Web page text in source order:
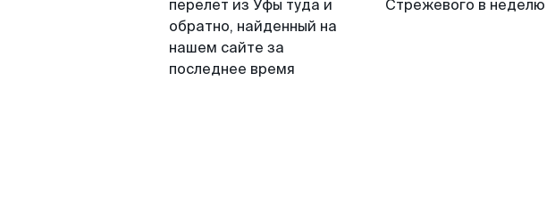
перелет из Уфы туда и
обратно, найденный на
нашем сайте за
последнее время
Стрежевого в неделю